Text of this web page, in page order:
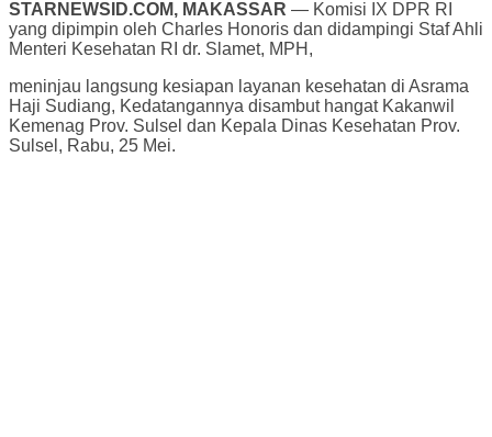
STARNEWSID.COM, MAKASSAR — Komisi IX DPR RI
yang dipimpin oleh Charles Honoris dan didampingi Staf Ahli
Menteri Kesehatan RI dr. Slamet, MPH,
meninjau langsung kesiapan layanan kesehatan di Asrama
Haji Sudiang, Kedatangannya disambut hangat Kakanwil
Kemenag Prov. Sulsel dan Kepala Dinas Kesehatan Prov.
Sulsel, Rabu, 25 Mei.